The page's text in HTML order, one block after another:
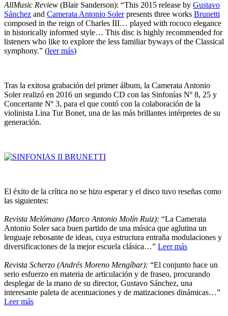
AllMusic Review (Blair Sanderson): “This 2015 release by Gustavo
Sánchez and Camerata Antonio Solerpresents three works Brunetti
composed in the reign of Charles III… played with rococo elegance
in historically informed style… This disc is highly recommended for
listeners who like to explore the less familiar byways of the Classical
symphony.” (leer más)
Tras la exitosa grabación del primer álbum, la Camerata Antonio
Soler realizó en 2016 un segundo CD con las Sinfonías Nº 8, 25 y
Concertante Nº 3, para el que contó con la colaboración de la
violinista Lina Tur Bonet, una de las más brillantes intérpretes de su
generación.
El éxito de la crítica no se hizo esperar y el disco tuvo reseñas como
las siguientes:
Revista Melómano (Marco Antonio Molín Ruiz): “La Camerata
Antonio Soler saca buen partido de una música que aglutina un
lenguaje rebosante de ideas, cuya estructura entraña modulaciones y
diversificaciones de la mejor escuela clásica…” Leer más
Revista Scherzo (Andrés Moreno Mengíbar): “El conjunto hace un
serio esfuerzo en materia de articulación y de fraseo, procurando
desplegar de la mano de su director, Gustavo Sánchez, una
interesante paleta de acentuaciones y de matizaciones dinámicas…”
Leer más